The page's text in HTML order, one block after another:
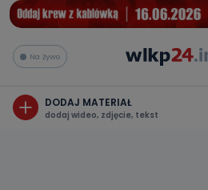
Na żywo
DODAJ MATERIAŁ
dodaj wideo, zdjęcie, tekst